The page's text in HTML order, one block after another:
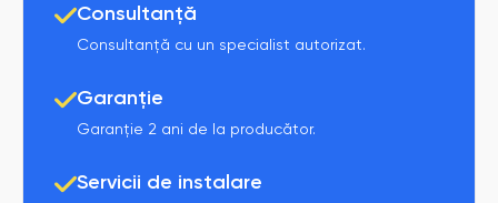
Consultanță
Consultanță cu un specialist autorizat.
Garanție
Garanție 2 ani de la producător.
Servicii de instalare